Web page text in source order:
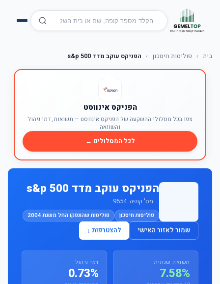
בית › פוליסות חיסכון › הפניקס עוקב מדד s&p 500
הפניקס אינווסט
צפו בכל מסלולי ההשקעה של הפניקס אינווסט — תשואות, דמי ניהול
והשוואה
לכל המסלולים ←
הפניקס עוקב מדד s&p 500
· מס' קופה: 9554
פוליסות חיסכון פוליסות שהונפקו החל משנת 2004
שמור לאזור האישי להצטרפות ↓
תשואה שנתית
7.58%
דמי ניהול
0.73%